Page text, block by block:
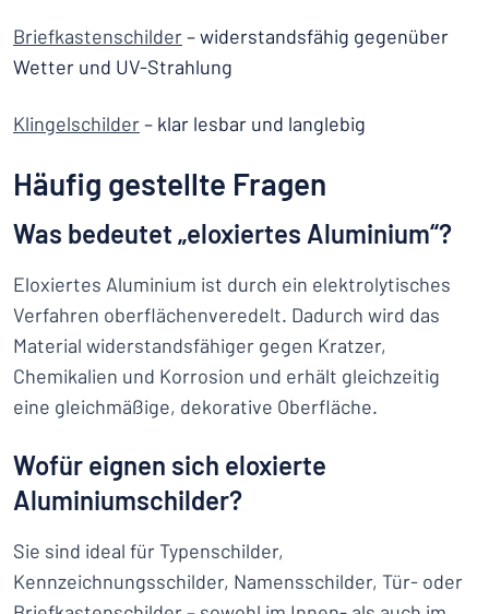
Briefkastenschilder– widerstandsfähig gegenüber
Wetter und UV-Strahlung
Klingelschilder– klar lesbar und langlebig
Häufig gestellte Fragen
Was bedeutet „eloxiertes Aluminium“?
Eloxiertes Aluminium ist durch ein elektrolytisches
Verfahren oberflächenveredelt. Dadurch wird das
Material widerstandsfähiger gegen Kratzer,
Chemikalien und Korrosion und erhält gleichzeitig
eine gleichmäßige, dekorative Oberfläche.
Wofür eignen sich eloxierte
Aluminiumschilder?
Sie sind ideal für Typenschilder,
Kennzeichnungsschilder, Namensschilder, Tür- oder